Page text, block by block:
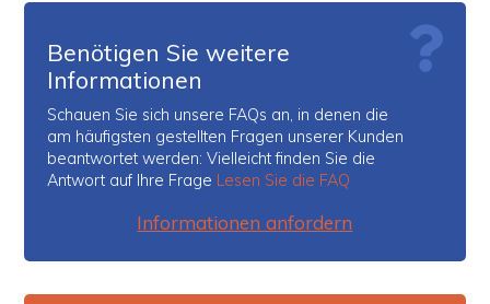
Benötigen Sie weitere
Informationen
Schauen Sie sich unsere FAQs an, in denen die
am häufigsten gestellten Fragen unserer Kunden
beantwortet werden: Vielleicht finden Sie die
Antwort auf Ihre Frage Lesen Sie die FAQ
Informationen anfordern